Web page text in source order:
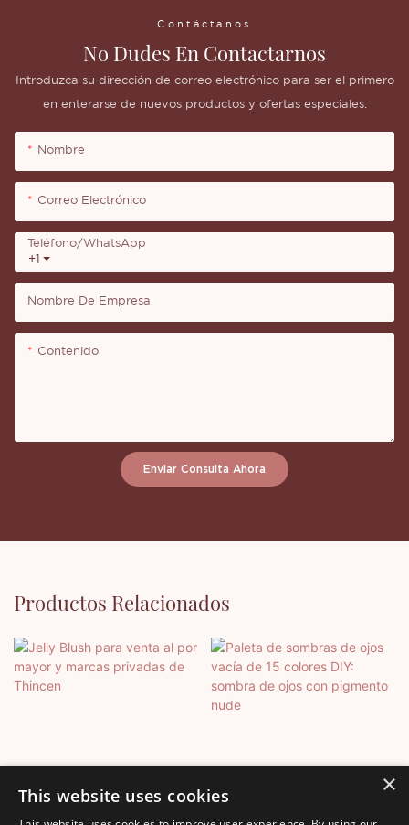
Contáctanos
No Dudes En Contactarnos
Introduzca su dirección de correo electrónico para ser el primero
en enterarse de nuevos productos y ofertas especiales.
Nombre
Correo Electrónico
+1
Teléfono/WhatsApp
Nombre De Empresa
Contenido
Enviar Consulta Ahora
Productos Relacionados
×
This website uses cookies